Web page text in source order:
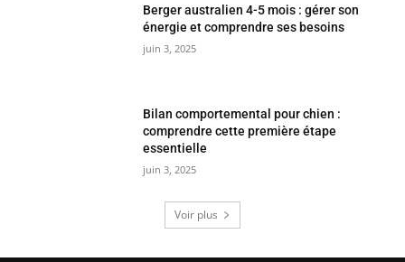
Berger australien 4-5 mois : gérer son
énergie et comprendre ses besoins
juin 3, 2025
Bilan comportemental pour chien :
comprendre cette première étape
essentielle
juin 3, 2025
Voir plus